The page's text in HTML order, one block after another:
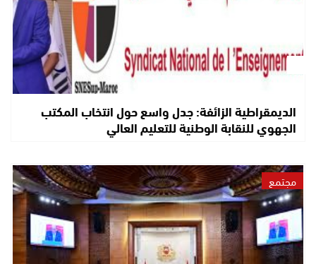
الديمقراطية الزائفة: جدل واسع حول انتخاب المكتب
الجهوي للنقابة الوطنية للتعليم العالي
مجتمع